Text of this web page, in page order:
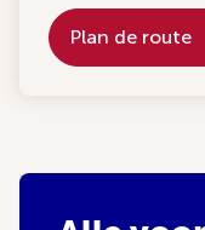
Plan de route